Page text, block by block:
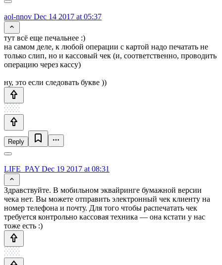
aol-nnov Dec 14 2017 at 05:37
тут всё еще печальнее :)
на самом деле, к любой операции с картой надо печатать не
только слип, но и кассовый чек (и, соответственно, проводить
операцию через кассу)
ну, это если следовать букве ))
Reply
LIFE_PAY Dec 19 2017 at 08:31
Здравствуйте. В мобильном эквайринге бумажной версии
чека нет. Вы можете отправить электронный чек клиенту на
номер телефона и почту. Для того чтобы распечатать чек
требуется контрольно кассовая техника — она кстати у нас
тоже есть :)